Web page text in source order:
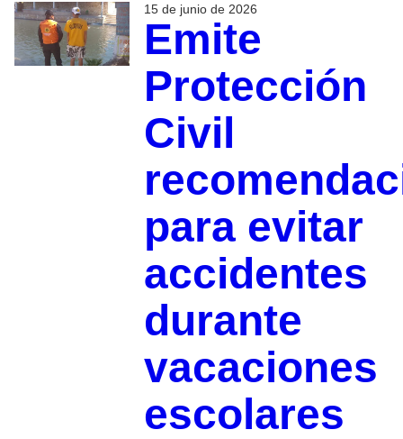
15 de junio de 2026
Emite
Protección
Civil
para evitar
accidentes
durante
vacaciones
escolares